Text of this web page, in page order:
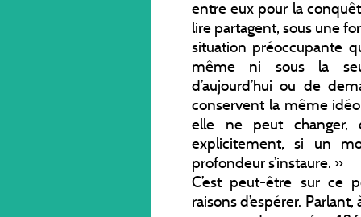
entre eux pour la
lire partagent, sous une
situation préoccupante
même ni sous la
d’aujourd’hui ou de
conservent la même
elle ne peut changer,
explicitement, si un
profondeur s’instaure. »
C’est peut-être sur ce
raisons d’espérer.